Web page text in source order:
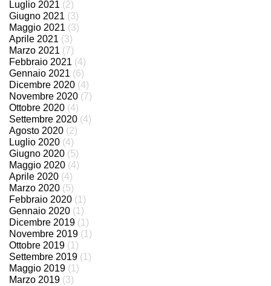
Luglio 2021 (2)
Giugno 2021 (3)
Maggio 2021 (3)
Aprile 2021 (3)
Marzo 2021 (7)
Febbraio 2021 (4)
Gennaio 2021 (6)
Dicembre 2020 (4)
Novembre 2020 (7)
Ottobre 2020 (4)
Settembre 2020 (4)
Agosto 2020 (2)
Luglio 2020 (4)
Giugno 2020 (5)
Maggio 2020 (4)
Aprile 2020 (4)
Marzo 2020 (5)
Febbraio 2020 (1)
Gennaio 2020 (1)
Dicembre 2019 (1)
Novembre 2019 (1)
Ottobre 2019 (1)
Settembre 2019 (1)
Maggio 2019 (1)
Marzo 2019 (3)